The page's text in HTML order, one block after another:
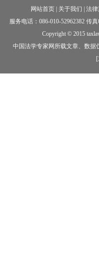
网站首页 关于我们
法
服务电话：086-010-52962382 传
Copyright © 2015
中国法学专家网所载文章、数据